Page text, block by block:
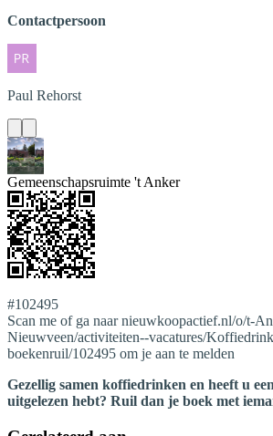
Contactpersoon
Paul Rehorst
Gemeenschapsruimte 't Anker
#102495
Scan me of ga naar nieuwkoopactief.nl/o/t-
Nieuwveen/activiteiten--vacatures/
boekenruil/102495 om je aan te melden
Gezellig samen koffiedrinken en heeft u
uitgelezen hebt? Ruil dan je boek met